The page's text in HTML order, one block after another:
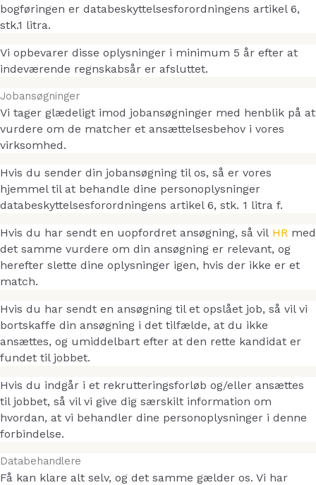
bogføringen er databeskyttelsesforordningens artikel 6,
stk.1 litra.
Vi opbevarer disse oplysninger i minimum 5 år efter at
indeværende regnskabsår er afsluttet.
Jobansøgninger
Vi tager glædeligt imod jobansøgninger med henblik på at
vurdere om de matcher et ansættelsesbehov i vores
virksomhed.
Hvis du sender din jobansøgning til os, så er vores
hjemmel til at behandle dine personoplysninger
databeskyttelsesforordningens artikel 6, stk. 1 litra f.
Hvis du har sendt en uopfordret ansøgning, så vil HR med
det samme vurdere om din ansøgning er relevant, og
herefter slette dine oplysninger igen, hvis der ikke er et
match.
Hvis du har sendt en ansøgning til et opslået job, så vil vi
bortskaffe din ansøgning i det tilfælde, at du ikke
ansættes, og umiddelbart efter at den rette kandidat er
fundet til jobbet.
Hvis du indgår i et rekrutteringsforløb og/eller ansættes
til jobbet, så vil vi give dig særskilt information om
hvordan, at vi behandler dine personoplysninger i denne
forbindelse.
Databehandlere
Få kan klare alt selv, og det samme gælder os. Vi har